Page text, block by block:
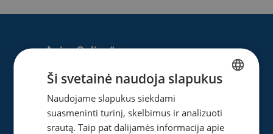
Apie „Splius“
Apie mus
Karjera
Privatumo ir slapukų politika
ENGLISH
Ši svetainė naudoja slapukus
Naudojame slapukus siekdami
suasmeninti turinį, skelbimus ir analizuoti
srautą. Taip pat dalijamės informacija apie